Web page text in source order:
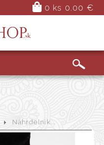
0 ks 0.00 €
Náhrdelník...